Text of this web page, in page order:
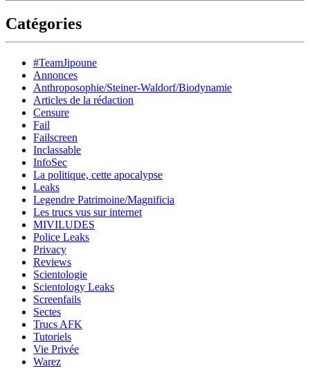
Catégories
#TeamJipoune
Annonces
Anthroposophie/Steiner-Waldorf/Biodynamie
Articles de la rédaction
Censure
Fail
Failscreen
Inclassable
InfoSec
La politique, cette apocalypse
Leaks
Legendre Patrimoine/Magnificia
Les trucs vus sur internet
MIVILUDES
Police Leaks
Privacy
Reviews
Scientologie
Scientology Leaks
Screenfails
Sectes
Trucs AFK
Tutoriels
Vie Privée
Warez